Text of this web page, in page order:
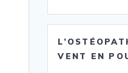
VENT EN